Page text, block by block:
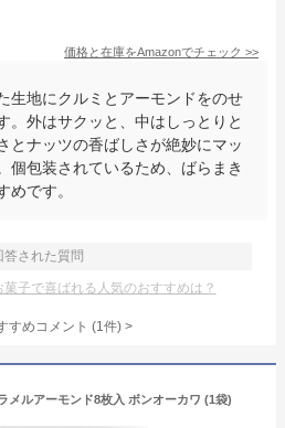
価格と在庫をAmazonでチェック >>
生地にクルミとアーモンドをのせ
。外はサクッと、中はしっとりと
とナッツの香ばしさが絶妙にマッ
個包装されているため、ばらまき
めです。
答された質問
子で喜ばれる人気のおすすめは？
すめコメント (1件) >
メルアーモンド8枚入 ボンオーカワ (1袋)